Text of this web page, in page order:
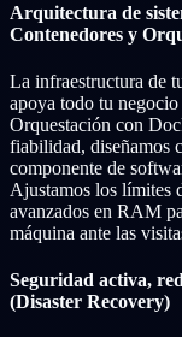
Arquitectura de
Contenedores y
La infraestructura de
apoya todo tu
Orquestación con
fiabilidad, diseñamos
componente de
Ajustamos los límites
avanzados en RAM
máquina ante las
Seguridad activa,
(Disaster Recovery)